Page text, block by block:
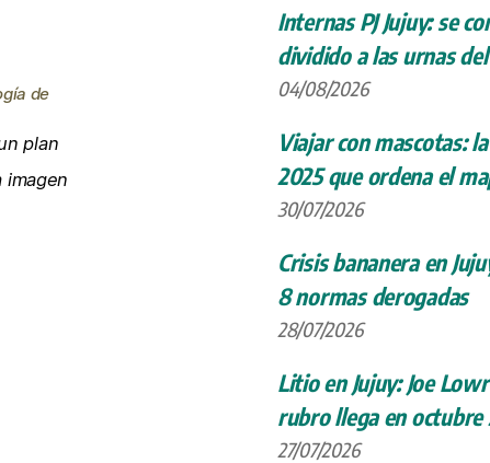
de
plan
imagen
Internas PJ Jujuy: se
dividido a las urnas
04/08/2026
Viajar con mascotas:
2025 que ordena el
30/07/2026
Crisis bananera en
8 normas derogadas
28/07/2026
Litio en Jujuy: Joe
rubro llega en octubre
27/07/2026